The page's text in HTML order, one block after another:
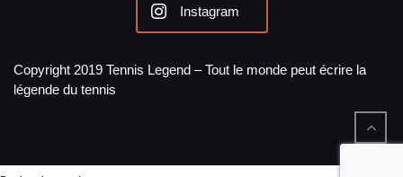
Instagram
Copyright 2019 Tennis Legend – Tout le monde peut écrire la
légende du tennis